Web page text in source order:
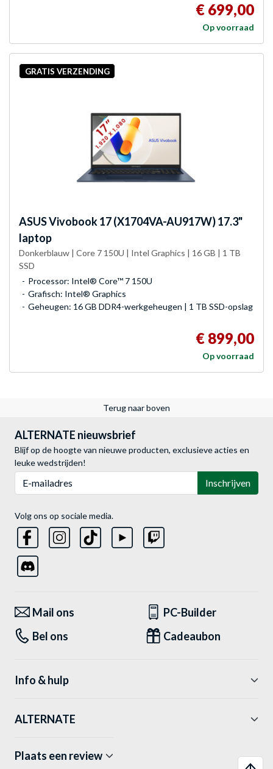
€ 699,00
Op voorraad
GRATIS VERZENDING
ASUSVivobook 17 (X1704VA-AU917W) 17.3"
laptop
Donkerblauw | Core 7 150U | Intel Graphics | 16 GB | 1 TB
SSD
Processor: Intel® Core™ 7 150U
Grafisch: Intel® Graphics
Geheugen: 16 GB DDR4-werkgeheugen | 1 TB SSD-opslag
€ 899,00
Op voorraad
Terug naar boven
ALTERNATE nieuwsbrief
Blijf op de hoogte van nieuwe producten, exclusieve acties en
leuke wedstrijden!
Inschrijven
Volg ons op sociale media.
Mail ons
PC-Builder
Bel ons
Cadeaubon
Info & hulp
ALTERNATE
Plaats een review